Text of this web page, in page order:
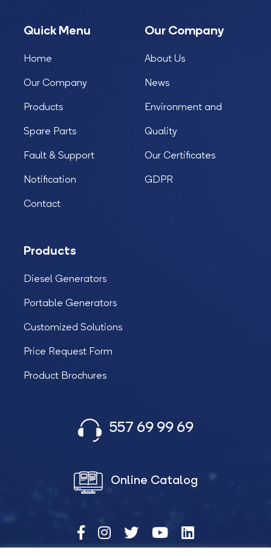
Quick Menu
Home
Our Company
Products
Spare Parts
Fault & Support
Notification
Contact
Our Company
About Us
News
Environment and
Quality
Our Certificates
GDPR
Products
Diesel Generators
Portable Generators
Customized Solutions
Price Request Form
Product Brochures
557 69 99 69
Online Catalog